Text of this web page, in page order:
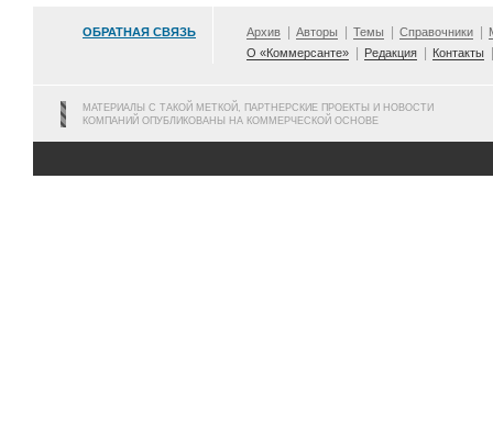
ОБРАТНАЯ СВЯЗЬ Архив Авторы Темы Справочники
О «Коммерсанте»
Редакция Контакты
МАТЕРИАЛЫ С ТАКОЙ МЕТКОЙ, ПАРТНЕРСКИЕ ПРОЕКТЫ И НОВОСТИ
КОМПАНИЙ ОПУБЛИКОВАНЫ НА КОММЕРЧЕСКОЙ ОСНОВЕ